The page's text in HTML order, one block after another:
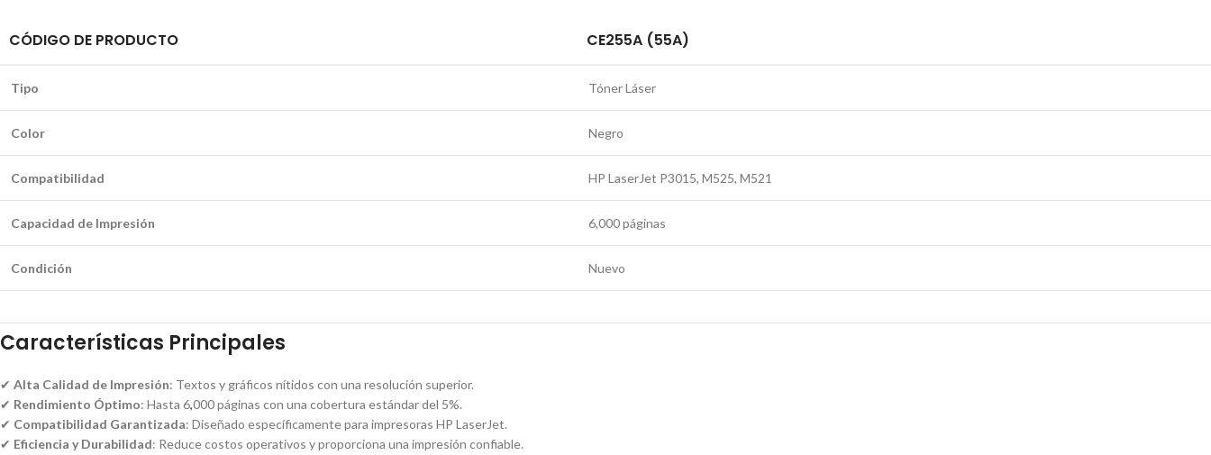
CÓDIGO DE PRODUCTO CE255A (55A)
Tipo Tóner Láser
Color Negro
Compatibilidad HP LaserJet P3015, M525, M521
Capacidad de Impresión 6,000 páginas
Condición Nuevo
Características Principales
✔ Alta Calidad de Impresión: Textos y gráficos nítidos con una resolución superior.
✔ Rendimiento Óptimo: Hasta 6,000 páginas con una cobertura estándar del 5%.
✔ Compatibilidad Garantizada: Diseñado específicamente para impresoras HP LaserJet.
✔ Eficiencia y Durabilidad: Reduce costos operativos y proporciona una impresión confiable.